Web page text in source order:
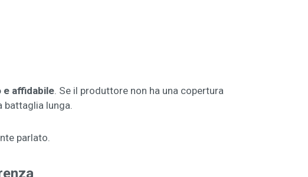
affidabile . Se il produttore non ha una copertura
lunga.
parlato.